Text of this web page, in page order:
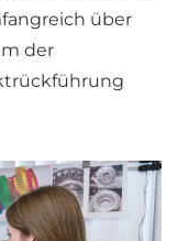
über
der